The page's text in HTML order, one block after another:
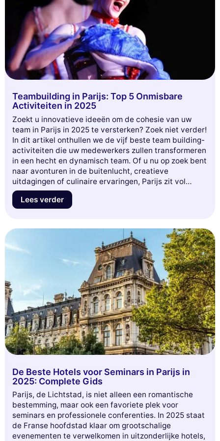
Teambuilding in Parijs: Top 5 Onmisbare
Activiteiten in 2025
Zoekt u innovatieve ideeën om de cohesie van uw
team in Parijs in 2025 te versterken? Zoek niet verder!
In dit artikel onthullen we de vijf beste team building-
activiteiten die uw medewerkers zullen transformeren
in een hecht en dynamisch team. Of u nu op zoek bent
naar avonturen in de buitenlucht, creatieve
uitdagingen of culinaire ervaringen, Parijs zit vol
unieke mogelijkheden om de teamgeest te stimuleren.
Maak u klaar om verfrissende concepten te
Lees verder
De Beste Hotels voor Seminars in Parijs in
2025: Complete Gids
Parijs, de Lichtstad, is niet alleen een romantische
bestemming, maar ook een favoriete plek voor
seminars en professionele conferenties. In 2025 staat
de Franse hoofdstad klaar om grootschalige
evenementen te verwelkomen in uitzonderlijke hotels,